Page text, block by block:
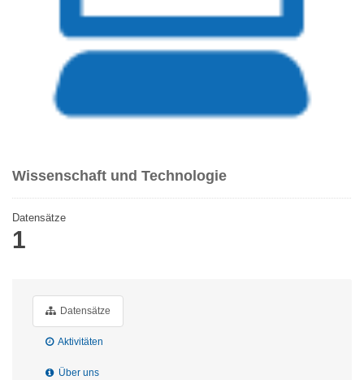
Wissenschaft und Technologie
Datensätze
1
Datensätze
Aktivitäten
Über uns